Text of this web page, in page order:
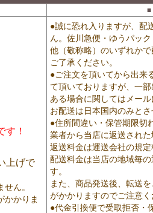
■
す！
上げで
ん。
かかりま
●誠に恐れ入りますが、配
ん。佐川急便・ゆうパッ
他（敬称略）のいずれか
ご了承ください。
●ご注文を頂いてから出来
て頂いておりますが、一
ある場合に関してはメー
お配送は日本国内のみとさ
●住所間違い・保管期限切
業者から当店に返送され
返送料金は運送会社の規
配送料金は当店の地域毎
す。
また、商品発送後、転送
がかかりますのでご注意く
●代金引換便で受取拒否・